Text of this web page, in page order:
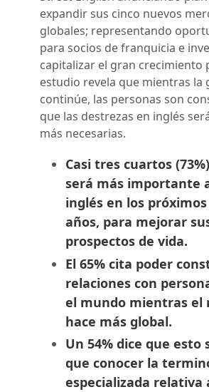
expandir sus cinco nuevos
globales; representando
para socios de franquicia e
capitalizar el gran crecimiento
estudio revela que mientras la
continúe, las personas son
que las destrezas en inglés
más necesarias.
Casi tres cuartos
será más importante
inglés en los
años, para mejorar
prospectos de vida.
El 65% cita poder
relaciones con
el mundo mientras el
hace más global.
Un 54% dice que esto
que conocer la
especializada relativa